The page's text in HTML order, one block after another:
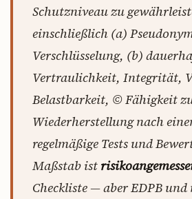
Schutzniveau zu
einschließlich (a)
Verschlüsselung, (b)
Vertraulichkeit, Integrität,
Belastbarkeit, © Fähigkeit
Wiederherstellung nach
regelmäßige Tests und
Maßstab ist
Checkliste — aber EDPB